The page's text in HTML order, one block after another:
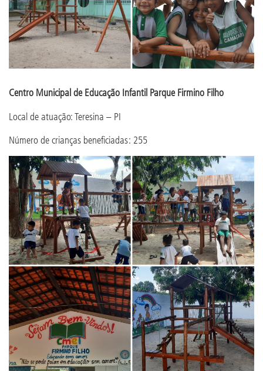
Centro Municipal de Educação Infantil Parque Firmino Filho
Local de atuação: Teresina – PI
Número de crianças beneficiadas: 255